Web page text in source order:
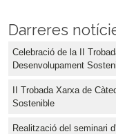
Darreres
Celebració de la II
Desenvolupament
II Trobada Xarxa de
Sostenible
Realització del seminari